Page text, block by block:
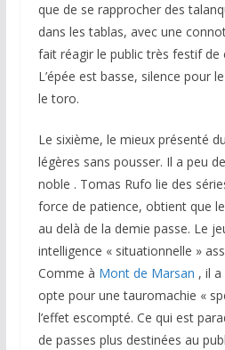
que de se rapprocher des
dans les tablas, avec une
fait réagir le public très festif de
L’épée est basse, silence pour
le toro.
Le sixième, le mieux présenté
légères sans pousser. Il a peu
noble . Tomas Rufo lie des
force de patience, obtient que
au delà de la demie passe. Le
intelligence « situationnelle »
Comme à Mont de Marsan , il
opte pour une tauromachie «
l’effet escompté. Ce qui est
de passes plus destinées au